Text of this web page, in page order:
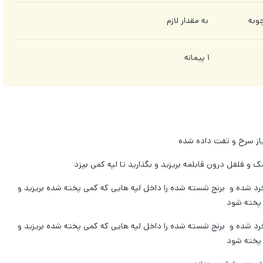
به مقدار لازم
پیاز سرخ و تفت داده شده
شده و برنج شسته شده را داخل لپه هایی که کمی پخته شده بریزید و
پخته شود
شده و برنج شسته شده را داخل لپه هایی که کمی پخته شده بریزید و
پخته شود